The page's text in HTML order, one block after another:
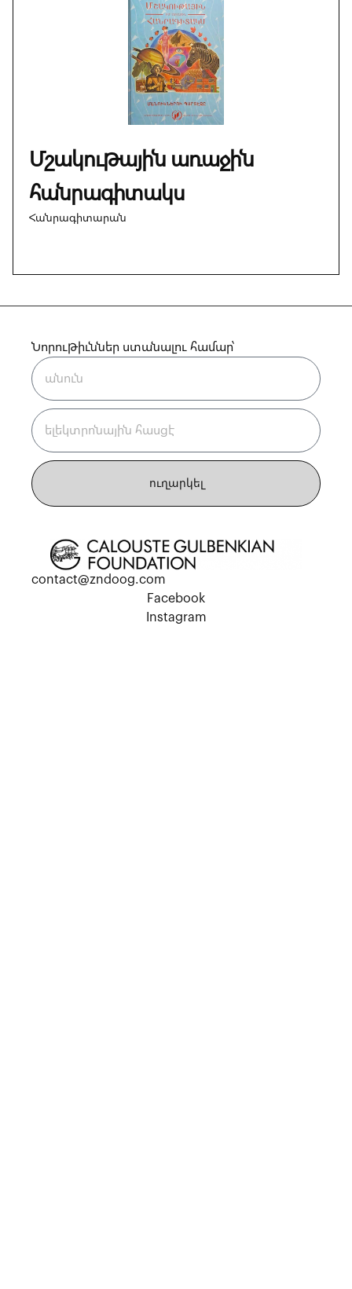
Մշակութային առաջին
հանրագիտակս
Հանրագիտարան
Նորութիւններ ստանալու համար՝
ուղարկել
contact@zndoog.com
Facebook
Instagram